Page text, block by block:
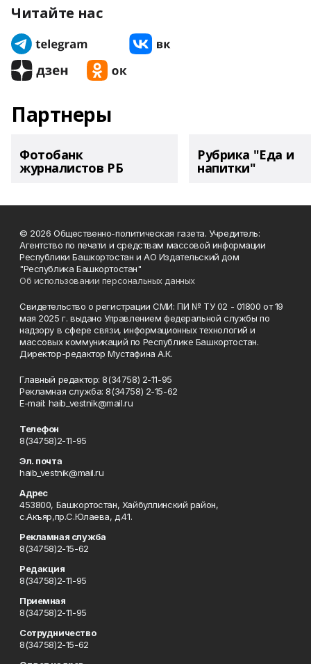
Читайте нас
Партнеры
Фотобанк
журналистов РБ
Рубрика "Еда и
напитки"
© 2026 Общественно-политическая газета. Учредитель:
Агентство по печати и средствам массовой информации
Республики Башкортостан и АО Издательский дом
"Республика Башкортостан"
Об использовании персональных данных
Свидетельство о регистрации СМИ: ПИ № ТУ 02 - 01800 от 19
мая 2025 г. выдано Управлением федеральной службы по
надзору в сфере связи, информационных технологий и
массовых коммуникаций по Республике Башкортостан.
Директор-редактор Мустафина А.К.
Главный редактор: 8(34758) 2-11-95
Рекламная служба: 8(34758) 2-15-62
Е-mаil: haib_vestnik@mail.ru
Телефон
8(34758)2-11-95
Эл. почта
haib_vestnik@mail.ru
Адрес
453800, Башкортостан, Хайбуллинский район,
с.Акъяр,пр.С.Юлаева, д.41.
Рекламная служба
8(34758)2-15-62
Редакция
8(34758)2-11-95
Приемная
8(34758)2-11-95
Сотрудничество
8(34758)2-15-62